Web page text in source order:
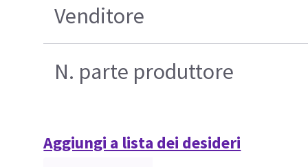
Venditore
N. parte produttore
Aggiungi a lista dei desideri